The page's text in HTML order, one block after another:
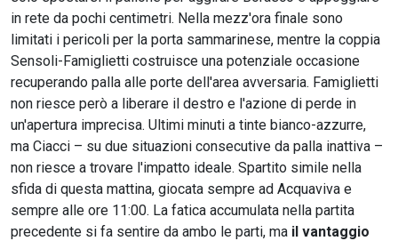
in rete da pochi centimetri. Nella mezz'ora finale sono
limitati i pericoli per la porta sammarinese, mentre la coppia
Sensoli-Famiglietti costruisce una potenziale occasione
recuperando palla alle porte dell'area avversaria. Famiglietti
non riesce però a liberare il destro e l'azione di perde in
un'apertura imprecisa. Ultimi minuti a tinte bianco-azzurre,
ma Ciacci – su due situazioni consecutive da palla inattiva –
non riesce a trovare l'impatto ideale. Spartito simile nella
sfida di questa mattina, giocata sempre ad Acquaviva e
sempre alle ore 11:00. La fatica accumulata nella partita
precedente si fa sentire da ambo le parti, ma il vantaggio